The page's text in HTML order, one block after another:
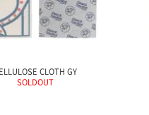
CLOTH GY
SOLDOUT